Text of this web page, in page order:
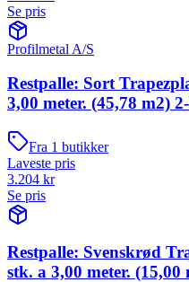
Se pris
Profilmetal A/S
Restpalle: Sort
3,00 meter. (45,78 m2)
Fra 1 butikker
Laveste pris
3.204 kr
Se pris
Restpalle: Svenskrød
stk. a 3,00 meter.